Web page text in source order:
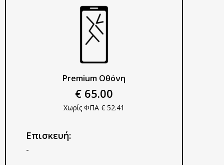
Premium Οθόνη
€ 65.00
Χωρίς ΦΠΑ € 52.41
Επισκευή:
-